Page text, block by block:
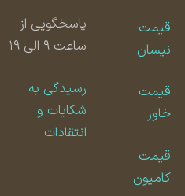
قیمت
نیسان
قیمت
قیمت
کامیون
پاسخگویی از
ساعت ۹ الی ۱۹
رسیدگی به
شکایات و
انتقادات